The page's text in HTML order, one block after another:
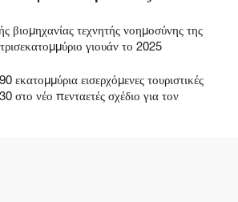
βιομηχανίας τεχνητής νοημοσύνης της
γιουάν το 2025
εκατομμύρια εισερχόμενες τουριστικές
στο νέο πενταετές σχέδιο για τον